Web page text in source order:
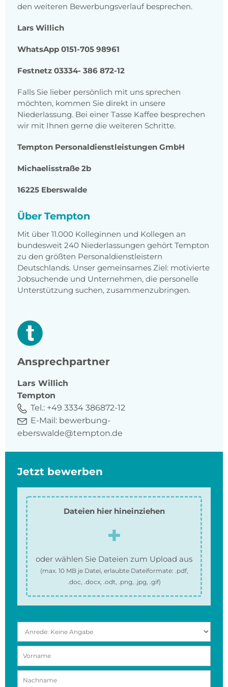
den weiteren Bewerbungsverlauf besprechen.
Lars Willich
WhatsApp 0151-705 98961
Festnetz 03334- 386 872-12
Falls Sie lieber persönlich mit uns sprechen
möchten, kommen Sie direkt in unsere
Niederlassung. Bei einer Tasse Kaffee besprechen
wir mit Ihnen gerne die weiteren Schritte.
Tempton Personaldienstleistungen GmbH
Michaelisstraße 2b
16225 Eberswalde
Über Tempton
Mit über 11.000 Kolleginnen und Kollegen an
bundesweit 240 Niederlassungen gehört Tempton
zu den größten Personaldienstleistern
Deutschlands. Unser gemeinsames Ziel: motivierte
Jobsuchende und Unternehmen, die personelle
Unterstützung suchen, zusammenzubringen.
Ansprechpartner
Lars Willich
Tempton
Tel.: +49 3334 386872-12
E-Mail: bewerbung-
eberswalde@tempton.de
Jetzt bewerben
Dateien hier hineinziehen
oder wählen Sie Dateien zum Upload aus
(max. 10 MBje Datei, erlaubte Dateiformate: .pdf,
.doc, .docx, .odt, .png, .jpg, .gif)